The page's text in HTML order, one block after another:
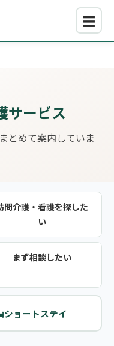
☰
サービス
とめて案内していま
問介護・看護を探した
い
まず相談したい
ショートステイ